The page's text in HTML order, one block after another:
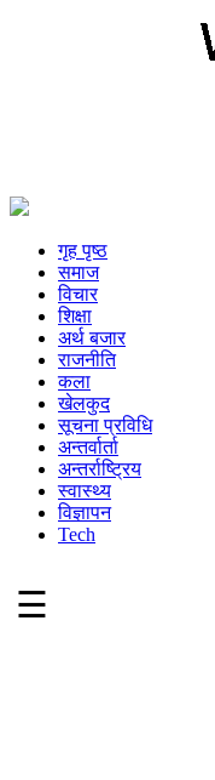
गृह पृष्ठ
समाज
विचार
शिक्षा
अर्थ बजार
राजनीति
कला
खेलकुद
सूचना प्रविधि
अन्तर्वार्ता
अन्तर्राष्ट्रिय
स्वास्थ्य
विज्ञापन
Tech
☰